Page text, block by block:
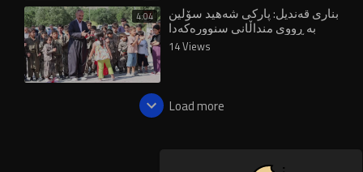
4:04 بناری قەندیل: پارکی شەهید سۆلین
بە ڕووی منداڵانی سنوورەکەدا
کرایەوە
14 Views
Load more